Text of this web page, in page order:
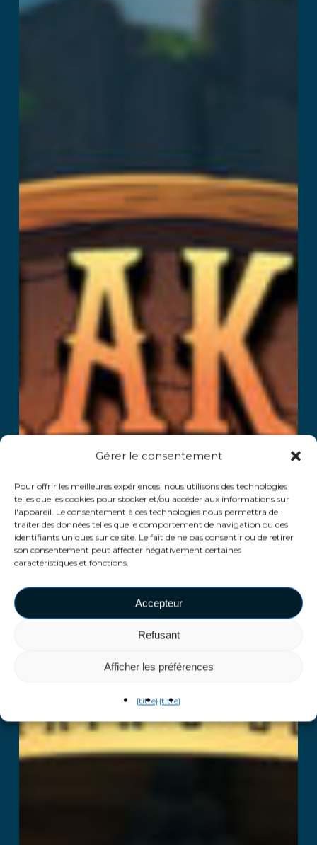
Gérer le consentement
Pour offrir les meilleures expériences, nous utilisons des technologies
telles que les cookies pour stocker et/ou accéder aux informations sur
l'appareil. Le consentement à ces technologies nous permettra de
traiter des données telles que le comportement de navigation ou des
identifiants uniques sur ce site. Le fait de ne pas consentir ou de retirer
son consentement peut affecter négativement certaines
caractéristiques et fonctions.
Accepteur
Refusant
Afficher les préférences
{titre}{titre}